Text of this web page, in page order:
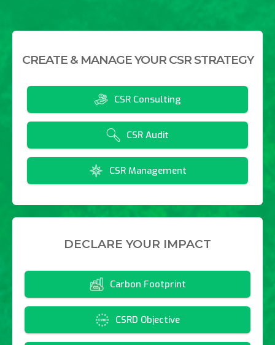
CREATE & MANAGE YOUR CSR STRATEGY
CSR Consulting
CSR Audit
CSR Management
DECLARE YOUR IMPACT
Carbon Footprint
CSRD Objective